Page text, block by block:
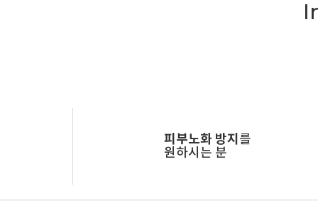
피부노화 방지 를
원하시는 분